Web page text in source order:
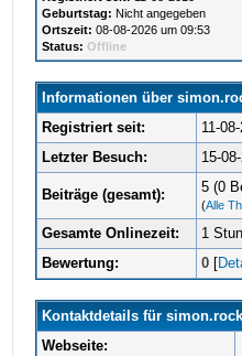
Geburtstag: Nicht angegeben
Ortszeit: 08-08-2026 um 09:53
Status: Offline
Informationen über
Registriert seit:
11-
Letzter Besuch:
15-
Beiträge (gesamt): 5 (0
(Alle
Gesamte Onlinezeit:
1
Bewertung:
0 [
Kontaktdetails für
Webseite: